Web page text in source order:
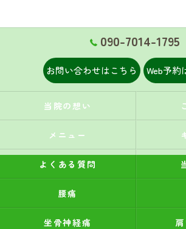
090-7014-1795
お問い合わせはこちら Web予約
当院の想い
メニュー
よくある質問
腰痛
坐骨神経痛